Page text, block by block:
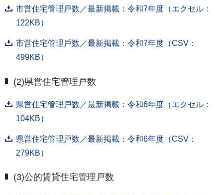
市営住宅管理⼾数／最新掲載：令和7年度（エクセル：
122KB）
市営住宅管理⼾数／最新掲載：令和7年度（CSV：
499KB）
(2)県営住宅管理戸数
県営住宅管理戸数／最新掲載：令和6年度（エクセル：
104KB）
県営住宅管理戸数／最新掲載：令和6年度（CSV：
279KB）
(3)公的賃貸住宅管理戸数